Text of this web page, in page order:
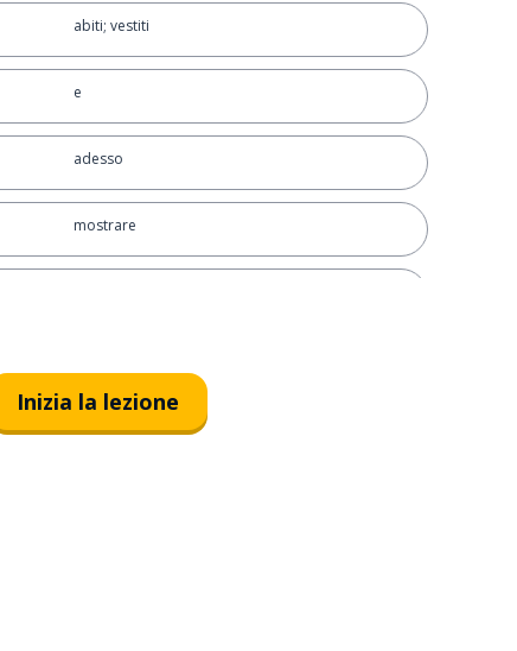
abiti; vestiti
e
adesso
mostrare
Inizia la lezione